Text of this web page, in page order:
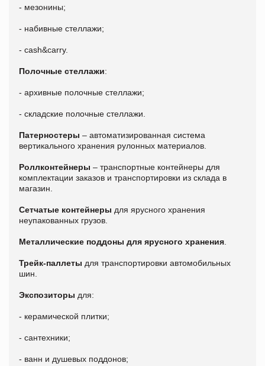
- мезонины;
- набивные стеллажи;
- cash&carry.
Полочные стеллажи:
- архивные полочные стеллажи;
- складские полочные стеллажи.
Патерностеры – автоматизированная система
вертикального хранения рулонных материалов.
Роллконтейнеры – транспортные контейнеры для
комплектации заказов и транспортировки из склада в
магазин.
Сетчатые контейнеры для ярусного хранения
неупакованных грузов.
Металлические поддоны для ярусного хранения.
Трейк-паллеты для транспортировки автомобильных
шин.
Экспозиторы для:
- керамической плитки;
- сантехники;
- ванн и душевых поддонов;